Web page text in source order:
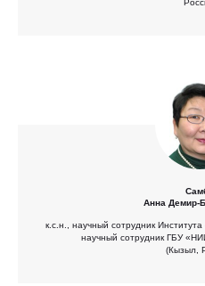
Анна Демир-
к.с.н., научный сотрудник
научный сотрудник ГБУ
(Кызыл,